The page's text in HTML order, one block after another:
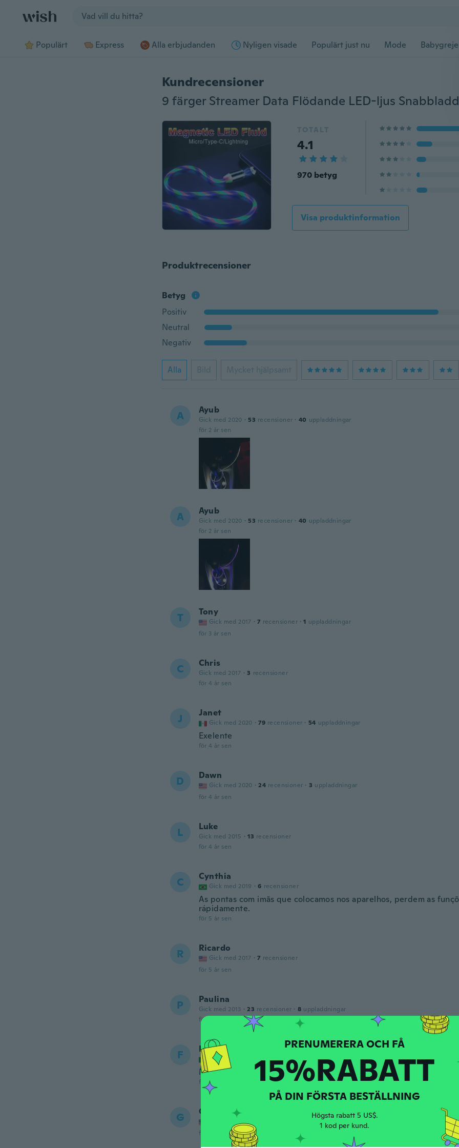
Populärt Express Alla erbjudanden Nyligen visade Populärt just nu Mode
Kundrecensioner
TOTALT
4.1
970 betyg
Visa produktinformation
Produktrecensioner
Betyg
Positiv
Neutral
Negativ
Alla Bild Mycket hjälpsamt
A Ayub
Gick med 2020 · 53 recensioner · 40 uppladdningar
för 2 år sen
A Ayub
Gick med 2020 · 53 recensioner · 40 uppladdningar
för 2 år sen
T Tony
Gick med 2017 · 7 recensioner · 1 uppladdningar
för 3 år sen
C Chris
Gick med 2017 · 3 recensioner
för 4 år sen
J Janet
Gick med 2020 · 79 recensioner · 54 uppladdningar
Exelente
för 4 år sen
D Dawn
Gick med 2020 · 24 recensioner · 3 uppladdningar
för 4 år sen
L Luke
Gick med 2015 · 13 recensioner
för 4 år sen
C Cynthia
Gick med 2019 · 6 recensioner
As pontas com imãs que colocamos nos aparelhos, perdem as
rápidamente.
för 5 år sen
R Ricardo
Gick med 2017 · 7 recensioner
för 5 år sen
P Paulina
Gick med 2013 · 23 recensioner · 8 uppladdningar
för 5 år sen
F Francisco
Gick med 2020 24 recensioner · uppladdningar
Muy brillante y carga rápido justo la descripcion
för 5 år sen
G Grace
Gick med 2019
för 5 år sen
PRENUMERERA OCH FÅ
15%RABATT
PÅ DIN FÖRSTA BESTÄLLNING
Högsta rabatt 5 US$.
1 kod per kund.